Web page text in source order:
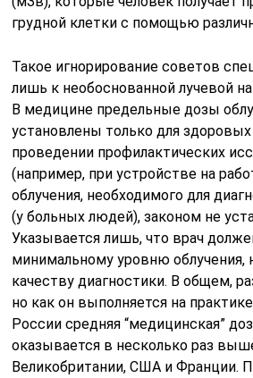
грудной клетки с помощью
Такое игнорирование советов
лишь к необоснованной лучевой
В медицине предельные дозы
установлены только для
проведении профилактических
(например, при устройстве на
облучения, необходимого для
(у больных людей), законом не
Указывается лишь, что врач
минимальному уровню облучения,
качеству диагностики. В общем,
но как он выполняется на
России средняя “медицинская”
оказывается в несколько раз
Великобритании, США и Франции.